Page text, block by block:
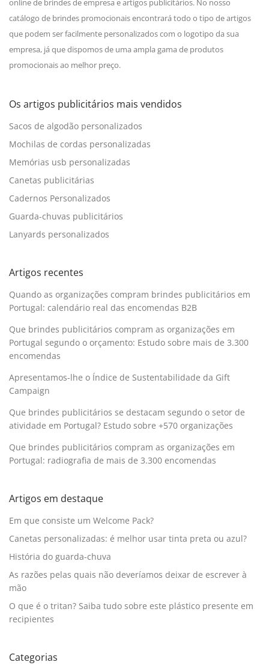
online de brindes de empresa e artigos publicitários. No nosso
catálogo de brindes promocionais encontrará todo o tipo de artigos
que podem ser facilmente personalizados com o logotipo da sua
empresa, já que dispomos de uma ampla gama de produtos
promocionais ao melhor preço.
Os artigos publicitários mais vendidos
Sacos de algodão personalizados
Mochilas de cordas personalizadas
Memórias usb personalizadas
Canetas publicitárias
Cadernos Personalizados
Guarda-chuvas publicitários
Lanyards personalizados
Artigos recentes
Quando as organizações compram brindes publicitários em
Portugal: calendário real das encomendas B2B
Que brindes publicitários compram as organizações em
Portugal segundo o orçamento: Estudo sobre mais de 3.300
encomendas
Apresentamos-lhe o Índice de Sustentabilidade da Gift
Campaign
Que brindes publicitários se destacam segundo o setor de
atividade em Portugal? Estudo sobre +570 organizações
Que brindes publicitários compram as organizações em
Portugal: radiografia de mais de 3.300 encomendas
Artigos em destaque
Em que consiste um Welcome Pack?
Canetas personalizadas: é melhor usar tinta preta ou azul?
História do guarda-chuva
As razões pelas quais não deveríamos deixar de escrever à
mão
O que é o tritan? Saiba tudo sobre este plástico presente em
recipientes
Categorias